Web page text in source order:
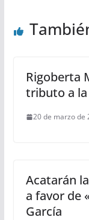
Rigoberta
tributo a
20 de marzo de
Acatarán
a favor de
García